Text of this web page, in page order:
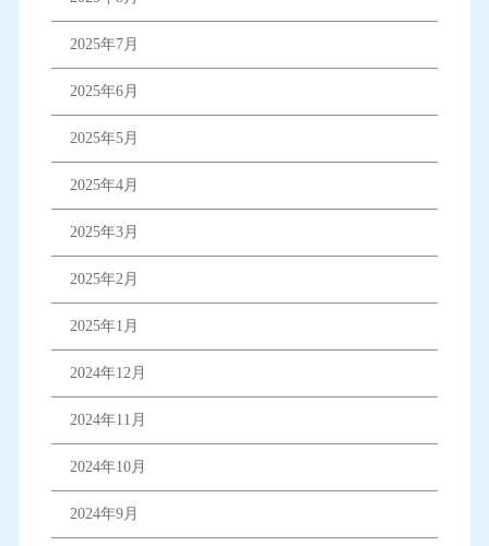
2025年7月
2025年6月
2025年5月
2025年4月
2025年3月
2025年2月
2025年1月
2024年12月
2024年11月
2024年10月
2024年9月